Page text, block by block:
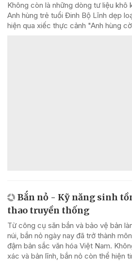
Không còn là những dòng tư liệu khô
Anh hùng trẻ tuổi Đinh Bộ Lĩnh dẹp
hiện qua xiếc thực cảnh "Anh hùng
Bắn nỏ - Kỹ năng sinh
thao truyền thống
Từ công cụ săn bắn và bảo vệ bản
núi, bắn nỏ ngày nay đã trở thành
đậm bản sắc văn hóa Việt Nam.
xác và bản lĩnh, bắn nỏ còn thể hiện